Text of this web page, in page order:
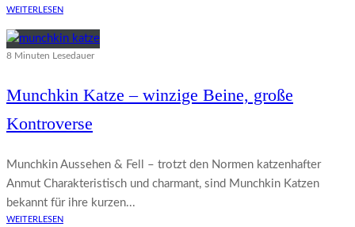
WEITERLESEN
8 Minuten Lesedauer
Munchkin Katze – winzige Beine, große
Kontroverse
Munchkin Aussehen & Fell – trotzt den Normen katzenhafter
Anmut Charakteristisch und charmant, sind Munchkin Katzen
bekannt für ihre kurzen...
WEITERLESEN